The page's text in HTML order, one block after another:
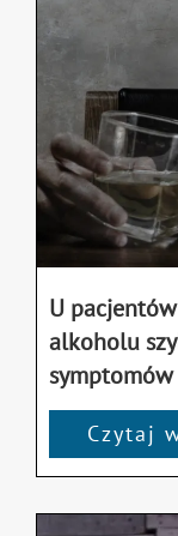
U
alkoholu
symptomów
Czytaj